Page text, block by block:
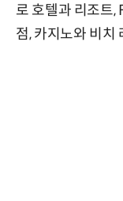
로 호텔과 리조트,
점, 카지노와 비치